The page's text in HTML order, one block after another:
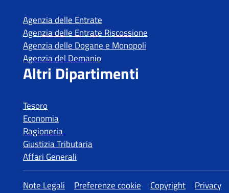
Agenzia delle Entrate
Agenzia delle Entrate Riscossione
Agenzia delle Dogane e Monopoli
Agenzia del Demanio
Altri Dipartimenti
Tesoro
Economia
Ragioneria
Giustizia Tributaria
Affari Generali
Altre informazioni
Note Legali Preferenze cookie Copyright
Privacy